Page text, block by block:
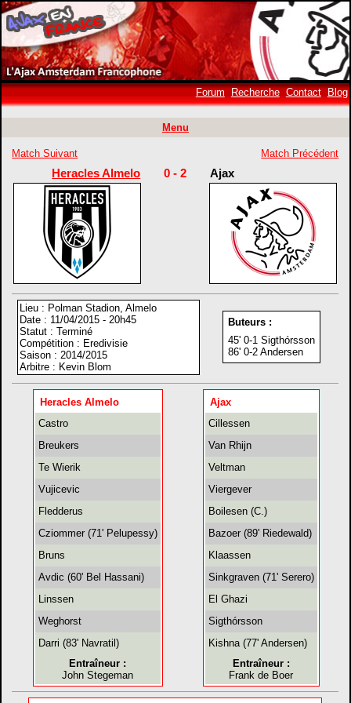
Forum Recherche Contact Blog
Menu
Match Suivant Match Précédent
Heracles Almelo 0 - 2 Ajax
Lieu : Polman Stadion, Almelo
Date : 11/04/2015 - 20h45
Statut : Terminé
Compétition : Eredivisie
Saison : 2014/2015
Arbitre : Kevin Blom
Buteurs :
45' 0-1 Sigthórsson
86' 0-2 Andersen
Heracles Almelo
Castro
Breukers
Te Wierik
Vujicevic
Fledderus
Cziommer (71' Pelupessy)
Bruns
Avdic (60' Bel Hassani)
Linssen
Weghorst
Darri (83' Navratil)
Entraîneur :
John Stegeman
Ajax
Cillessen
Van Rhijn
Veltman
Viergever
Boilesen (C.)
Bazoer (89' Riedewald)
Klaassen
Sinkgraven (71' Serero)
El Ghazi
Sigthórsson
Kishna (77' Andersen)
Entraîneur :
Frank de Boer